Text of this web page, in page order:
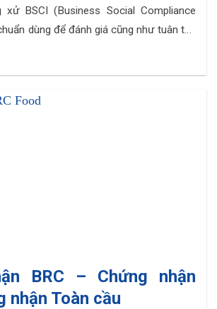
BSCI (Business Social Compliance
dùng để đánh giá cũng như tuân thủ
trong kinh doanh. BSCI làm nền tảng
chức, doanh nghiệp trong chuỗi cung
BRC – Chứng nhận
nhận Toàn cầu